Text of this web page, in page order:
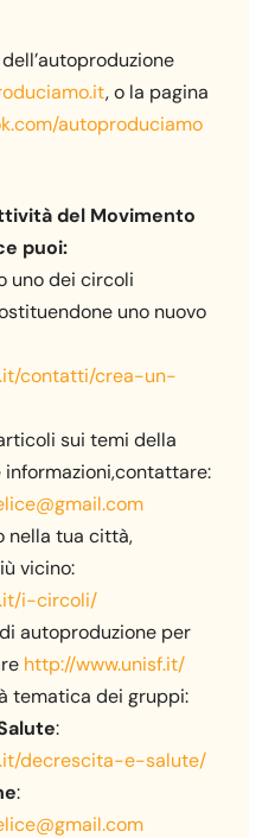
, o la pagina
autoproduciamo
del Movimento
puoi:
uno dei circoli
uno nuovo
contatti/crea-un-
sui temi della
nella tua città,
vicino:
i-circoli/
autoproduzione per
http://www.unisf.it/
tematica dei gruppi:
:
decrescita-e-salute/
: